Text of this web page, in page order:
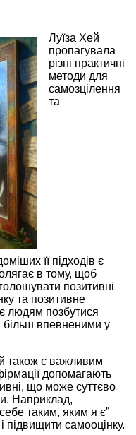
Луїза Хей
пропагувала
різні практичні
методи для
самозцілення
та
її підходів є
в тому, щоб
позитивні
та позитивне
людям позбутися
більш впевненими у
також є важливим
допомагають
що може суттєво
Наприклад,
таким, яким я є”
самооцінку.